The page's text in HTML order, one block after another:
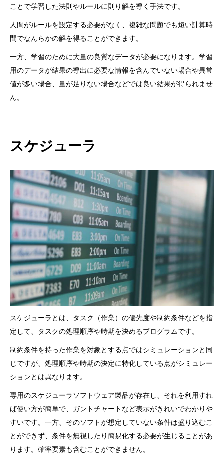
ことで学習した法則やルールに則り解を導く手法です。
人間がルールを設定する必要がなく、複雑な問題でも短い計算時
間でなんらかの解を得ることができます。
一方、学習のために大量の良質なデータが必要になります。学習
用のデータが結果の導出に必要な情報を含んでいない場合や異常
値が多い場合、量が足りない場合などでは良い結果が得られませ
ん。
スケジューラ
スケジューラとは、タスク（作業）の優先度や制約条件などを指
定して、タスクの処理順序や時期を決めるプログラムです。
制約条件を持った作業を対象とする点ではシミュレーションと同
じですが、処理順序や時期の決定に特化している点がシミュレー
ションとは異なります。
専用のスケジューラソフトウェア製品が存在し、それを利用すれ
ば使い方が簡単で、ガントチャートなど表示がきれいでわかりや
すいです。一方、そのソフトが想定していない条件は盛り込むこ
とができず、条件を無視したり簡易化する必要が生じることがあ
ります。確率要素も含むことができません。